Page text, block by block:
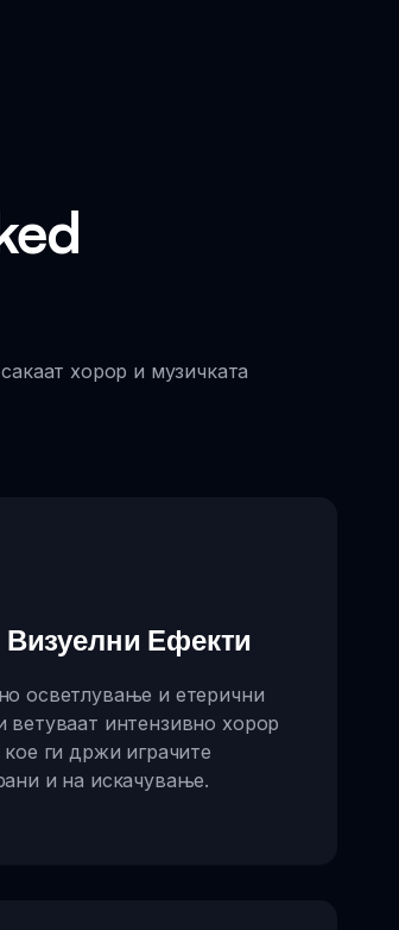
хорор и музичката
Ефекти
осветлување и етерични
ветуваат интензивно хорор
кое ги држи играчите
и на искачување.